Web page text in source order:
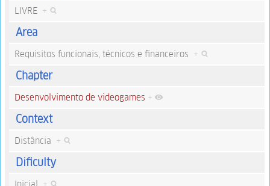
LIVRE +
Area
Requisitos funcionais, técnicos e financeiros +
Chapter
Desenvolvimento de videogames +
Context
Distância +
Dificulty